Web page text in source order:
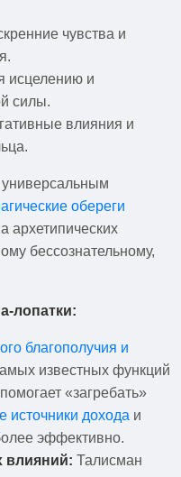
чувства и
исцелению и
силы.
влияния и
универсальным
обереги
архетипических
бессознательному,
лопатки:
благополучия и
известных функций
«загребать»
источники дохода и
эффективно.
влияний: Талисман